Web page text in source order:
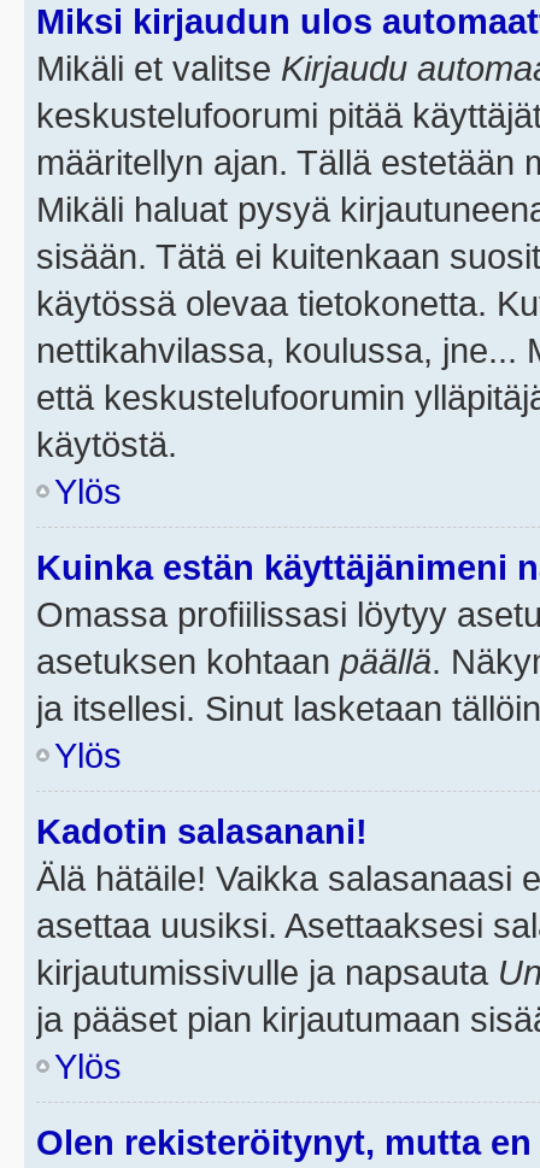
Miksi kirjaudun ulos
Mikäli et valitse Kirjaudu
keskustelufoorumi pitää
määritellyn ajan. Tällä estetään
Mikäli haluat pysyä
sisään. Tätä ei kuitenkaan
käytössä olevaa tietokonetta.
nettikahvilassa, koulussa, jne...
että keskustelufoorumin
käytöstä.
Ylös
Kuinka estän käyttäjänimeni
Omassa profiilissasi löytyy
asetuksen kohtaan päällä.
ja itsellesi. Sinut lasketaan
Ylös
Kadotin salasanani!
Älä hätäile! Vaikka salasanaasi
asettaa uusiksi. Asettaaksesi
kirjautumissivulle ja napsauta
ja pääset pian kirjautumaan
Ylös
Olen rekisteröitynyt, mutta